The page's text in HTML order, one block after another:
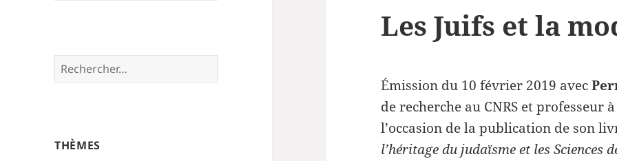
Rechercher :
THÈMES
Les Juifs et la
Émission du 10 février 2019 avec
de recherche au CNRS et professeur
l’occasion de la publication de son
l’héritage du judaïsme et les Sciences